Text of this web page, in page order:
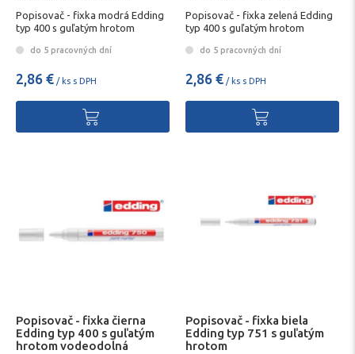
Popisovač - fixka modrá Edding
typ 400 s guľatým hrotom
do 5 pracovných dní
2,86 € / ks s DPH
Popisovač - fixka zelená Edding
typ 400 s guľatým hrotom
do 5 pracovných dní
2,86 € / ks s DPH
Popisovač - fixka čierna
Edding typ 400 s guľatým
hrotom vodeodolná
Popisovač - fixka biela
Edding typ 751 s guľatým
hrotom